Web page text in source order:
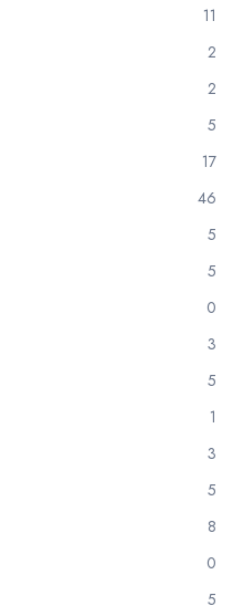
11
2
2
5
17
46
5
5
0
3
5
1
3
5
8
0
5